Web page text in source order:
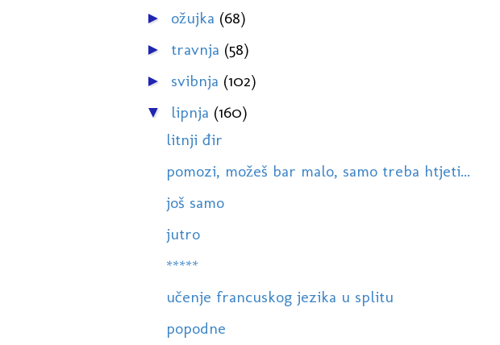
► ožujka (68)
► travnja (58)
► svibnja (102)
▼ lipnja (160)
litnji đir
pomozi, možeš bar malo, samo treba htjeti...
još samo
jutro
*****
učenje francuskog jezika u splitu
popodne